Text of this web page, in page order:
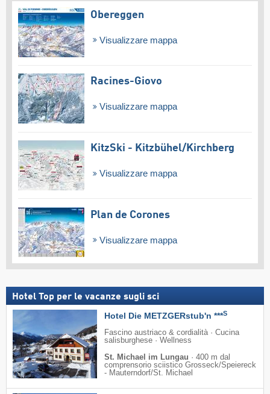
Obereggen
Visualizzare mappa
Racines-Giovo
Visualizzare mappa
KitzSki - Kitzbühel/​Kirchberg
Visualizzare mappa
Plan de Corones
Visualizzare mappa
Hotel Top per le vacanze sugli sci
Hotel Die METZGERstub'n ***S
Fascino austriaco & cordialità · Cucina
salisburghese · Wellness
St. Michael im Lungau · 400 m dal
comprensorio sciistico Grosseck/​Speiereck
- Mauterndorf/​St. Michael